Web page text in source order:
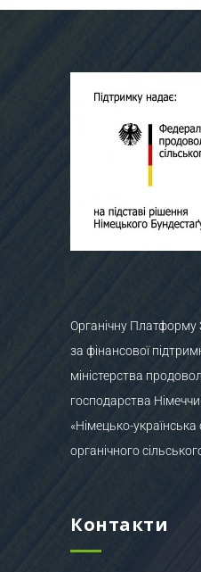
Органічну
за фінансової
міністерства
господарства
«Німецько-українська
органічного
Контакти